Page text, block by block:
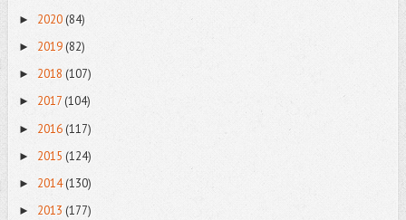
► 2020(84)
► 2019(82)
► 2018 (107)
► 2017(104)
► 2016(117)
► 2015 (124)
► 2014(130)
► 2013 (177)